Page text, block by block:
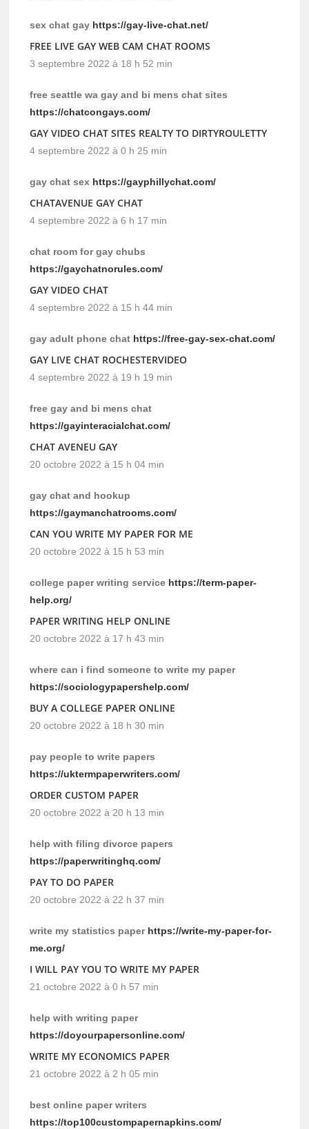
sex chat gay https://gay-live-chat.net/
FREE LIVE GAY WEB CAM CHAT ROOMS
3 septembre 2022 à 18 h 52 min
free seattle wa gay and bi mens chat sites
https://chatcongays.com/
GAY VIDEO CHAT SITES REALTY TO DIRTYROULETTY
4 septembre 2022 à 0 h 25 min
gay chat sex https://gayphillychat.com/
CHATAVENUE GAY CHAT
4 septembre 2022 à 6 h 17 min
chat room for gay chubs
https://gaychatnorules.com/
GAY VIDEO CHAT
4 septembre 2022 à 15 h 44 min
gay adult phone chat https://free-gay-sex-chat.com/
GAY LIVE CHAT ROCHESTERVIDEO
4 septembre 2022 à 19 h 19 min
free gay and bi mens chat
https://gayinteracialchat.com/
CHAT AVENEU GAY
20 octobre 2022 à 15 h 04 min
gay chat and hookup
https://gaymanchatrooms.com/
CAN YOU WRITE MY PAPER FOR ME
20 octobre 2022 à 15 h 53 min
college paper writing service https://term-paper-
help.org/
PAPER WRITING HELP ONLINE
20 octobre 2022 à 17 h 43 min
where can i find someone to write my paper
https://sociologypapershelp.com/
BUY A COLLEGE PAPER ONLINE
20 octobre 2022 à 18 h 30 min
pay people to write papers
https://uktermpaperwriters.com/
ORDER CUSTOM PAPER
20 octobre 2022 à 20 h 13 min
help with filing divorce papers
https://paperwritinghq.com/
PAY TO DO PAPER
20 octobre 2022 à 22 h 37 min
write my statistics paper https://write-my-paper-for-
me.org/
I WILL PAY YOU TO WRITE MY PAPER
21 octobre 2022 à 0 h 57 min
help with writing paper
https://doyourpapersonline.com/
WRITE MY ECONOMICS PAPER
21 octobre 2022 à 2 h 05 min
best online paper writers
https://top100custompapernapkins.com/